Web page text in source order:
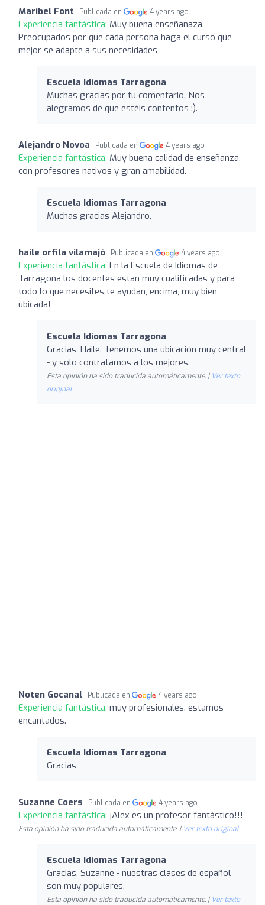
Maribel Font Publicada en 4 years ago
Experiencia fantástica: Muy buena enseñanaza.
Preocupados por que cada persona haga el curso que
mejor se adapte a sus necesidades
Escuela Idiomas Tarragona
Muchas gracias por tu comentario. Nos
alegramos de que estéis contentos :).
Alejandro Novoa Publicada en 4 years ago
Experiencia fantástica: Muy buena calidad de enseñanza,
con profesores nativos y gran amabilidad.
Escuela Idiomas Tarragona
Muchas gracias Alejandro.
haile orfila vilamajó Publicada en 4 years ago
Experiencia fantástica: En la Escuela de Idiomas de
Tarragona los docentes estan muy cualificadas y para
todo lo que necesites te ayudan, encima, muy bien
ubicada!
Escuela Idiomas Tarragona
Gracias, Haile. Tenemos una ubicación muy central
- y solo contratamos a los mejores.
Esta opinión ha sido traducida automáticamente. | Ver texto
original
Noten Gocanal Publicada en 4 years ago
Experiencia fantástica: muy profesionales. estamos
encantados.
Escuela Idiomas Tarragona
Gracias
Suzanne Coers Publicada en 4 years ago
Experiencia fantástica: ¡Alex es un profesor fantástico!!!
Esta opinión ha sido traducida automáticamente. | Ver texto original
Escuela Idiomas Tarragona
Gracias, Suzanne - nuestras clases de español
son muy populares.
Esta opinión ha sido traducida automáticamente. | Ver texto